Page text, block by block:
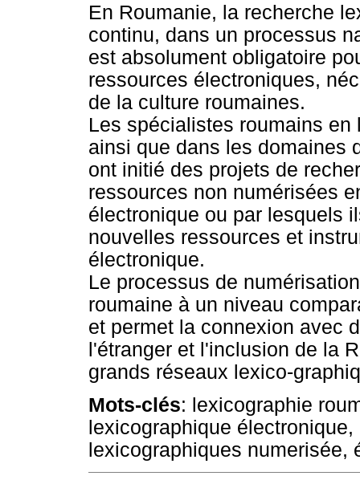
En Roumanie, la recherche
continu, dans un processus
est absolument obligatoire
ressources électroniques,
de la culture roumaines.
Les spécialistes roumains
ainsi que dans les domaines
ont initié des projets de
ressources non numérisées
électronique ou par lesquels
nouvelles ressources et
électronique.
Le processus de
roumaine à un niveau
et permet la connexion avec
l'étranger et l'inclusion de la
grands réseaux lexico-
Mots-clés: lexicographie
lexicographique
lexicographiques numerisée,